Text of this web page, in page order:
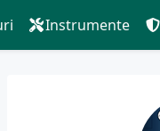
Instrumente